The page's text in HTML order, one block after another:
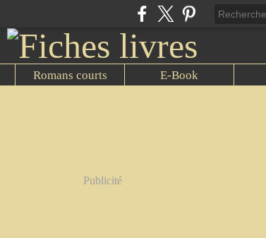
Romans courts E-Book
Publicité